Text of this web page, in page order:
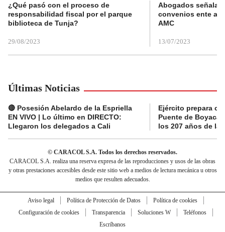
¿Qué pasó con el proceso de
responsabilidad fiscal por el parque
biblioteca de Tunja?
29/08/2023
Abogados
convenios ente
AMC
13/07/2023
Últimas Noticias
🔴 Posesión Abelardo de la Espriella
EN VIVO | Lo último en DIRECTO:
Llegaron los delegados a Cali
Ejército prepara
Puente de Boyacá
los 207 años de la
© CARACOL S.A. Todos los derechos reservados.
CARACOL S.A. realiza una reserva expresa de las reproducciones y usos de las obras
y otras prestaciones accesibles desde este sitio web a medios de lectura mecánica u otros
medios que resulten adecuados.
Aviso legal Política de Protección de Datos
Política de cookies
Configuración de cookies
Transparencia Soluciones W
Teléfonos
Escríbanos